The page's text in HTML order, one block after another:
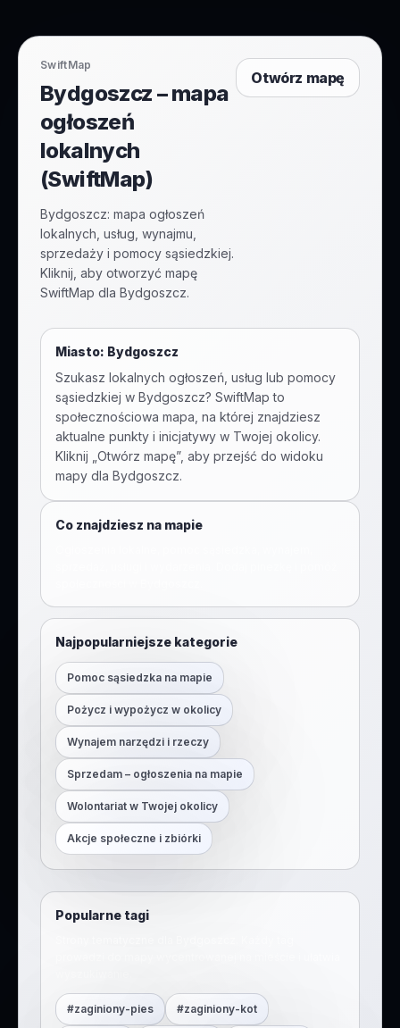
SwiftMap
Bydgoszcz – mapa
ogłoszeń
lokalnych
(SwiftMap)
Bydgoszcz: mapa ogłoszeń
lokalnych, usług, wynajmu,
sprzedaży i pomocy sąsiedzkiej.
Kliknij, aby otworzyć mapę
SwiftMap dla Bydgoszcz.
Otwórz mapę
Miasto: Bydgoszcz
Szukasz lokalnych ogłoszeń, usług lub pomocy
sąsiedzkiej w Bydgoszcz? SwiftMap to
społecznościowa mapa, na której znajdziesz
aktualne punkty i inicjatywy w Twojej okolicy.
Kliknij „Otwórz mapę”, aby przejść do widoku
mapy dla Bydgoszcz.
Co znajdziesz na mapie
Najpopularniejsze kategorie
Pomoc sąsiedzka na mapie
Pożycz i wypożycz w okolicy
Wynajem narzędzi i rzeczy
Sprzedam – ogłoszenia na mapie
Wolontariat w Twojej okolicy
Akcje społeczne i zbiórki
Popularne tagi
#zaginiony-pies #zaginiony-kot